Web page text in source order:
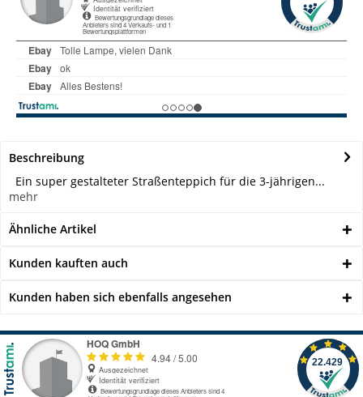
Beschreibung
Ein super gestalteter Straßenteppich für die 3-jährigen...
mehr
Ähnliche Artikel
Kunden kauften auch
Kunden haben sich ebenfalls angesehen